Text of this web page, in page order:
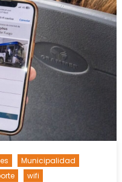
en
Tierra
Municipalidad
wifi